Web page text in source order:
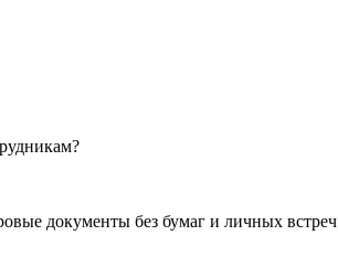
документы без бумаг и личных встреч